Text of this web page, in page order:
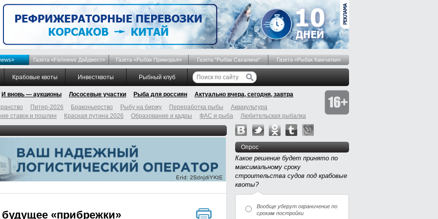
Газета «Fishnews Дайджест» Газета «Рыбак Приморья» Газета "Рыбак Сахалина" Газета «Рыбак Камчатки»
Крабовые квоты Инвестквоты Рыбный клуб
И вновь — аукционы Лососевые участки Рыба для россиян
Актуально вчера, сегодня, завтра
Питер-2026 Браконьерство Рыбу на биржу Переработка рыбы
Аквакультура
ставок и пошлин Красная путина 2026 Образование и кадры ФАС и рыба Любительская рыбалка
«прибрежки»
Опрос
Какое решение будет принято по
максимальному сроку
строительства судов под крабовые
квоты?
Вообще уберут ограничение по
срокам постройки